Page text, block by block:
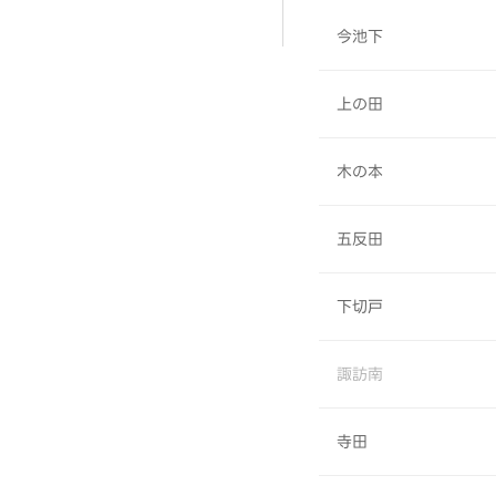
今池下
上の田
木の本
五反田
下切戸
諏訪南
寺田